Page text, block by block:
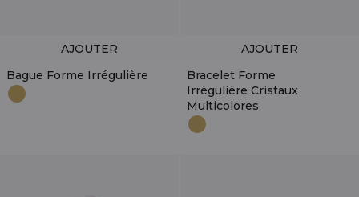
Bague Forme Irrégulière
AJOUTER
Bracelet Forme
Irrégulière Cristaux
Multicolores
AJOUTER